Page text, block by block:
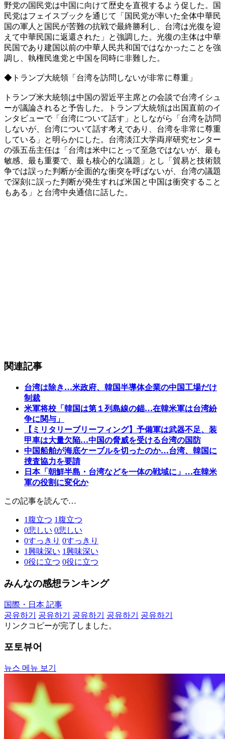
野党の国民党は中国に向けて歴史を直視するよう促した。国
民党はフェイスブックを通じて「国民党が率いた全体中華民
国の軍人と国民が苦難の抗戦で最終勝利し、台湾は光復を迎
えて中華民国に返還された」と強調した。光復の主体は中華
民国であり建国以前の中華人民共和国ではなかったことを強
調し、執権民進党と中国を同時に非難した。
◆トランプ大統領「台湾を訪問しないが非常に尊重」
トランプ米大統領は中国の習近平主席との会談で台湾イシュ
ーが議論されると予告した。トランプ大統領は出国直前のイ
ンタビューで「台湾について話す」としながら「台湾を訪問
しないが、台湾について話す考えであり、台湾を非常に尊重
している」と明らかにした。台湾淡江大学両岸研究センター
の張五岳主任は「台湾は米中にとって至急ではないが、最も
敏感、最も重要で、最も核心的な議題」とし「貿易と技術競
争では誤った判断が全面的な衝突を呼ばないが、台湾の議題
で深刻に誤った判断が発生すれば米国と中国は衝突すること
もある」と台湾中央通信に話した。
関連記事
台湾は除き…米政府、韓国半導体企業の中国工場だけ
制裁
米軍将校「韓国は第１列島線の錨…在韓米軍は台湾紛
争に関与」
【ミリタリーブリーフィング】予備軍は武器不足、装
甲車は大量欠陥…中国の脅威を受ける台湾の国防
中国船舶が海底ケーブルを切ったのか…台湾、韓国に
捜査協力を要請
日本「朝鮮半島・台湾などを一体の戦域に」…在韓米
軍の役割に変化か
この記事を読んで…
1 腹立つ 1 腹立つ
0悲しい 0悲しい
0すっきり 0すっきり
1興味深い 1興味深い
0役に立つ 0役に立つ
みんなの感想ランキング
国際・日本 記事
공유하기
공유하기 공유하기 공유하기
공유하기
リンクコピーが完了しました。
포토뷰어
뉴스 메뉴 보기